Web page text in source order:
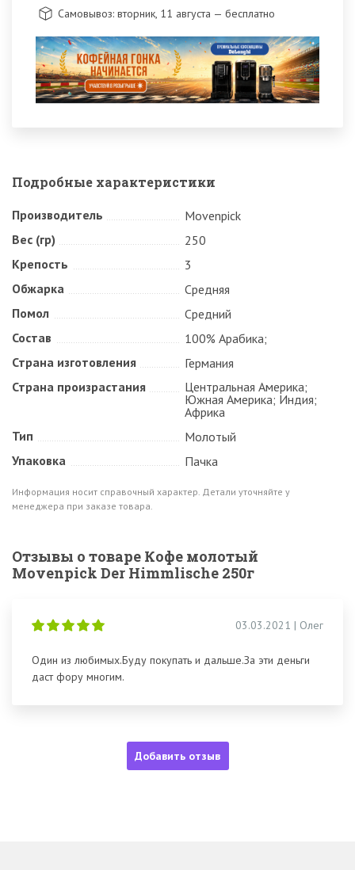
Самовывоз: вторник, 11 августа — бесплатно
Подробные характеристики
Производитель
Movenpick
Вес (гр)
250
Крепость
3
Обжарка
Средняя
Помол
Средний
Состав
100% Арабика;
Страна изготовления
Германия
Страна произрастания
Центральная Америка;
Южная Америка; Индия;
Африка
Тип
Молотый
Упаковка
Пачка
Информация носит справочный характер. Детали уточняйте у
менеджера при заказе товара.
Отзывы о товаре Кофе молотый
Movenpick Der Himmlische 250г
03.03.2021 | Олег
Один из любимых.Буду покупать и дальше.За эти деньги
даст фору многим.
Добавить отзыв